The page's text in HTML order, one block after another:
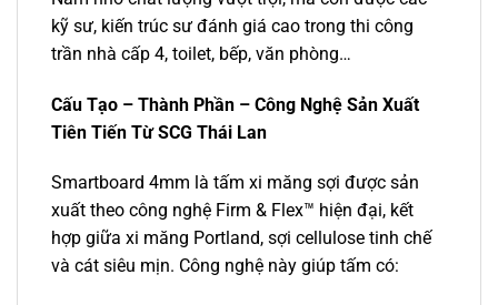
kỹ sư, kiến trúc sư đánh giá cao trong thi công
trần nhà cấp 4, toilet, bếp, văn phòng…
Cấu Tạo – Thành Phần – Công Nghệ Sản Xuất
Tiên Tiến Từ SCG Thái Lan
Smartboard 4mm là tấm xi măng sợi được sản
xuất theo công nghệ Firm & Flex™ hiện đại, kết
hợp giữa xi măng Portland, sợi cellulose tinh chế
và cát siêu mịn. Công nghệ này giúp tấm có: